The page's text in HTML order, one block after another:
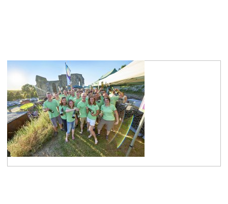
Gemeinsam mehr erreichen
Winzervereinigung
mehr erfahren